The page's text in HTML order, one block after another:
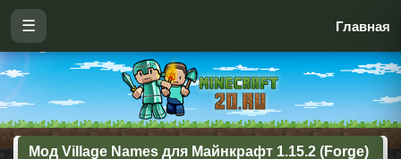
☰ Главная
Мод Village Names для Майнкрафт 1.15.2 (Forge)